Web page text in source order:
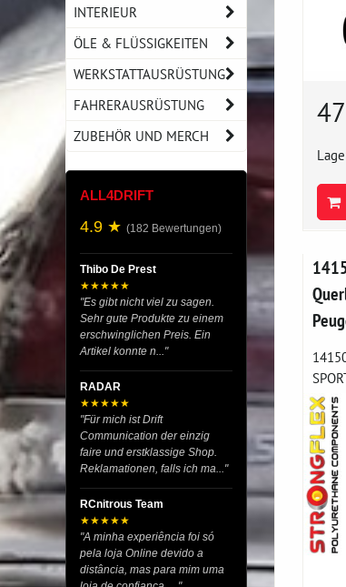
INTERIEUR
ÖLE & FLÜSSIGKEITEN
WERKSTATTAUSRÜSTUNG
FAHRERAUSRÜSTUNG
ZUBEHÖR UND MERCH
ALL4DRIFT
4.9 ★ (182 Bewertungen)
Thibo De Prest
★★★★★
"Es gibt nicht viel zu sagen.
Sehr gute Produkte zu einem
erschwinglichen Preis. Ein
Artikel konnte n..."
RADAR
★★★★★
"Für mich ist Drift
Communication der einzig
faire und erstklassige Shop.
Reklamationen, falls ich ma..."
RCnitrous Team
★★★★★
"A minha experiência foi só
pela loja Online devido a
distância, mas para mim uma